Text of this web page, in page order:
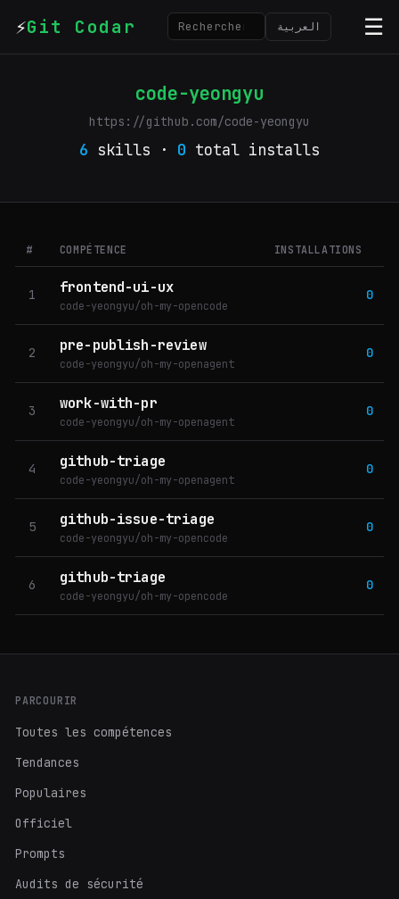
⚡Git Codar العربية ☰
code-yeongyu
https://github.com/code-yeongyu
6 skills · 0 total installs
# COMPÉTENCE INSTALLATIONS
1 frontend-ui-ux
code-yeongyu/oh-my-opencode
0
2 pre-publish-review
code-yeongyu/oh-my-openagent
0
3 work-with-pr
code-yeongyu/oh-my-openagent
0
4 github-triage
code-yeongyu/oh-my-openagent
0
5 github-issue-triage
code-yeongyu/oh-my-opencode
0
6 github-triage
code-yeongyu/oh-my-opencode
0
PARCOURIR
Toutes les compétences
Tendances
Populaires
Officiel
Prompts
Audits de sécurité